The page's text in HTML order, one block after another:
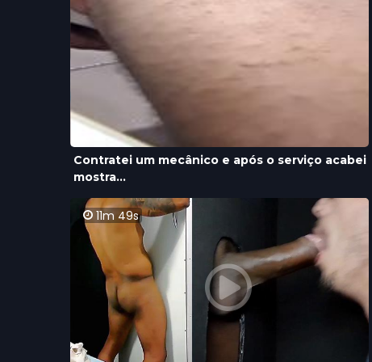
Contratei um mecânico e após o serviço acabei
mostra...
11m 49s